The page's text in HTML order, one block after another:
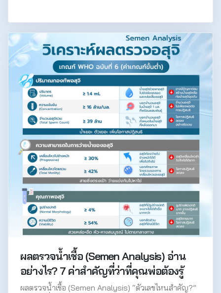
ผลตรวจน้ำเชื้อ (Semen Analysis) อ่าน
อย่างไร? 7 ค่าสำคัญที่ว่าที่คุณพ่อต้องรู้
ผลตรวจน้ำเชื้อ (Semen Analysis) “ตัวเลขไหนสำคัญ?”